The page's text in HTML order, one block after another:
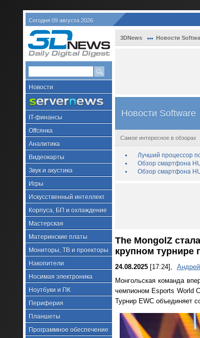
Сегодня 09 августа 2026
Новости
IT-финансы
Offсянка
Аналитика
Видеокарты
Звук и акустика
Игры
Искусственный интеллект
Корпуса, БП и охлаждение
Мастерская
Материнские платы
Мониторы, ТВ и проекторы
Накопители
Носимая электроника
Ноутбуки и ПК
Периферия
Планшеты
Программное обеспечение
3DNews Новости
Новости Software
Самое интересное в обзорах
Лучший процессор
Обзор смартфона
Обзор смартфона
The MongolZ
крупном турнире
24.08.2025[17:24],
Монгольская команда
чемпионом Esports World
Турнир EWC объединяет